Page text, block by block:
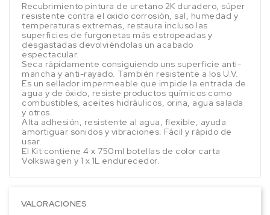
Recubrimiento pintura de uretano 2K duradero, súper
resistente contra el oxido corrosión, sal, humedad y
temperaturas extremas, restaura incluso las
superficies de furgonetas más estropeadas y
desgastadas devolviéndolas un acabado
espectacular.
Seca rápidamente consiguiendo uns superficie anti-
mancha y anti-rayado. También resistente a los U.V.
Es un sellador impermeable que impide la entrada de
agua y de óxido, resiste productos químicos como
combustibles, aceites hidráulicos, orina, agua salada
y otros.
Alta adhesión, resistente al agua, flexible, ayuda
amortiguar sonidos y vibraciones. Fácil y rápido de
usar.
El Kit contiene 4 x 750ml botellas de color carta
Volkswagen y 1 x 1L endurecedor.
VALORACIONES